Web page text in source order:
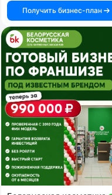
Получить бизнес-план